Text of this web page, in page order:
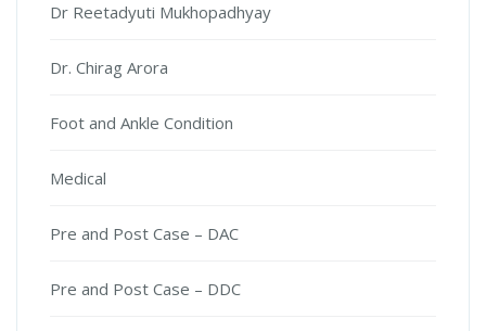
Dr Reetadyuti Mukhopadhyay
Dr. Chirag Arora
Foot and Ankle Condition
Medical
Pre and Post Case – DAC
Pre and Post Case – DDC